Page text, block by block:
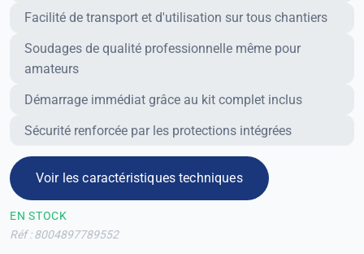
Avantages
Facilité de transport et d'utilisation sur tous chantiers
Soudages de qualité professionnelle même pour
amateurs
Démarrage immédiat grâce au kit complet inclus
Sécurité renforcée par les protections intégrées
Voir les caractéristiques techniques
EN STOCK
Réf : 8004897789552